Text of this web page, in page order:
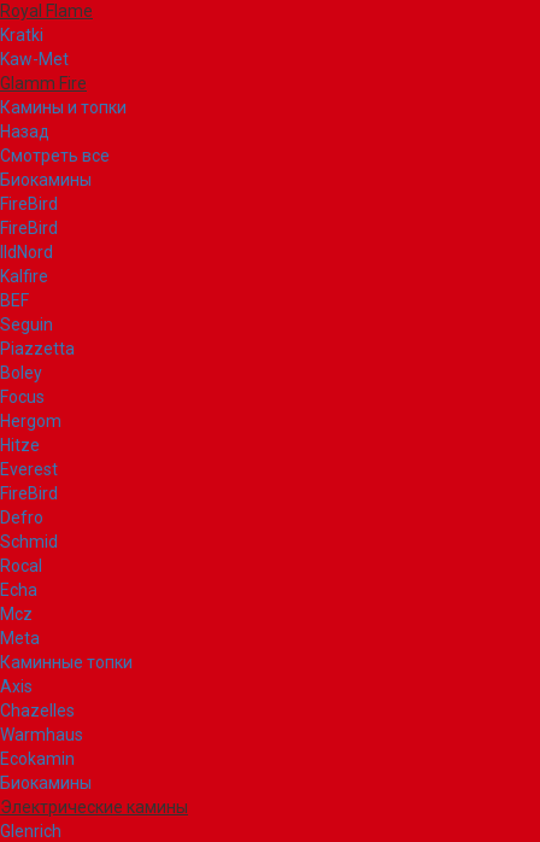
Royal Flame
Kratki
Kaw-Met
Glamm Fire
Камины и топки
Назад
Смотреть все
Биокамины
FireBird
FireBird
IldNord
Kalfire
BEF
Seguin
Piazzetta
Boley
Focus
Hergom
Hitze
Everest
FireBird
Defro
Schmid
Rocal
Echa
Mcz
Meta
Каминные топки
Axis
Chazelles
Warmhaus
Ecokamin
Биокамины
Электрические камины
Glenrich